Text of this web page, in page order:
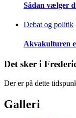
Sådan vælger
Debat og politik
Akvakulturen
Det sker i
Der er på dette
Galleri